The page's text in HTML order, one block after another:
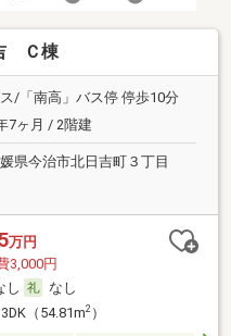
Ｃ棟
/「南高」バス停 停歩10分
7ヶ月 / 2階建
県今治市北日吉町３丁目
万円
3,000円
し
なし
（54.81m2）